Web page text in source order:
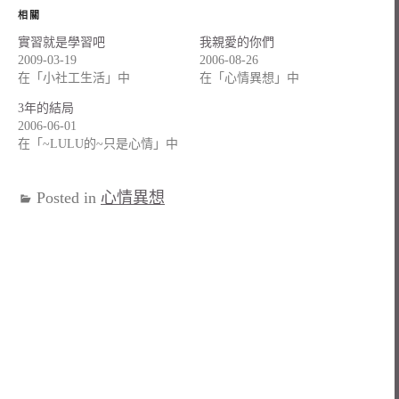
相關
實習就是學習吧
2009-03-19
在「小社工生活」中
我親愛的你們
2006-08-26
在「心情異想」中
3年的結局
2006-06-01
在「~LULU的~只是心情」中
Posted in 心情異想